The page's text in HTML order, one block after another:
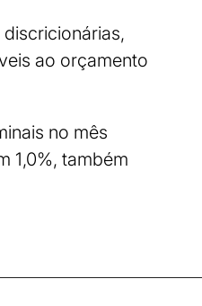
ao orçamento
no mês
1,0%, também